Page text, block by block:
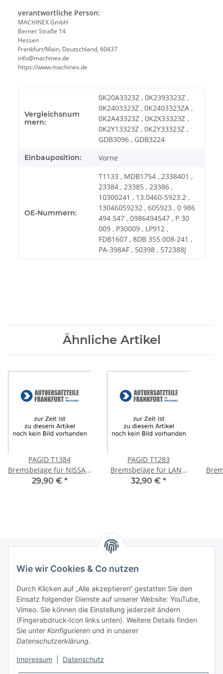
verantwortliche Person:
MACHINEX GmbH
Berner Straße 14
Hessen
Frankfurt/Main, Deutschland, 60437
info@machinex.de
https://www.machinex.de
Vergleichsnum
mern:
0K20A3323Z , 0K2393323Z ,
0K2403323Z , 0K2403323ZA ,
0K2A43323Z , 0K2X33323Z ,
0K2Y13323Z , 0K2Y33323Z ,
GDB3096 , GDB3224
Einbauposition: Vorne
OE-Nummern:
T1133 , MDB1754 , 2338401 ,
23384 , 23385 , 23386 ,
10300241 , 13.0460-5923.2 ,
13046059232 , 605923 , 0 986
494 547 , 0986494547 , P 30
009 , P30009 , LP912 ,
FDB1607 , 8DB 355 008-241 ,
PA-398AF , 50398 , 572388J
Ähnliche Artikel
PAGID T1384
Bremsbeläge für NISSAN
NAVARA (D22_), NP300
29,90 € *
PAGID T1283
Bremsbeläge für LAND
ROVER FREELANDER +
32,90 € *
Bitte senden Sie mir entsprechend Ihrer
Datenschutzerklärungregelmäßig und jederzeit widerruflich
Informationen zu Ihrem Produktsortiment per E-Mail zu.
Wie wir Cookies & Co nutzen
Durch Klicken auf „Alle akzeptieren“ gestatten Sie den
Einsatz folgender Dienste auf unserer Website: YouTube,
Vimeo. Sie können die Einstellung jederzeit ändern
(Fingerabdruck-Icon links unten). Weitere Details finden
Sie unter Konfigurieren und in unserer
Datenschutzerklärung.
Impressum Datenschutz